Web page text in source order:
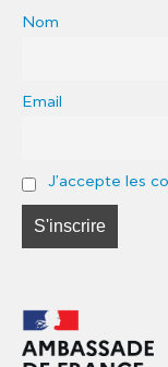
Nom
Email
J'accepte les